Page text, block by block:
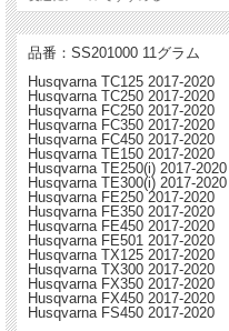
品番：SS201000 11グラム
Husqvarna TC125 2017-2020
Husqvarna TC250 2017-2020
Husqvarna FC250 2017-2020
Husqvarna FC350 2017-2020
Husqvarna FC450 2017-2020
Husqvarna TE150 2017-2020
Husqvarna TE250(i) 2017-2020
Husqvarna TE300(i) 2017-2020
Husqvarna FE250 2017-2020
Husqvarna FE350 2017-2020
Husqvarna FE450 2017-2020
Husqvarna FE501 2017-2020
Husqvarna TX125 2017-2020
Husqvarna TX300 2017-2020
Husqvarna FX350 2017-2020
Husqvarna FX450 2017-2020
Husqvarna FS450 2017-2020